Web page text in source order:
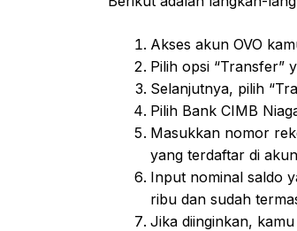
Akses akun OVO
Pilih opsi “Transfer”
Selanjutnya, pilih
Pilih Bank CIMB
Masukkan nomor
yang terdaftar di
Input nominal saldo
ribu dan sudah
Jika diinginkan,